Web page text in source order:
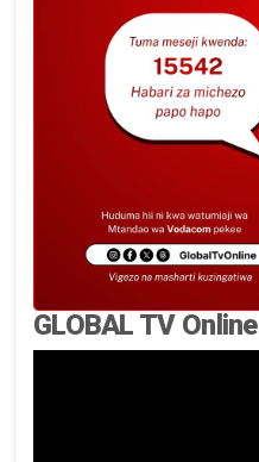
GLOBAL TV Online